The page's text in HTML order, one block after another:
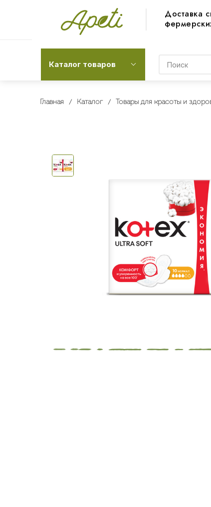
Доставка
Каталог товаров
Главная Каталог Товары для красоты и